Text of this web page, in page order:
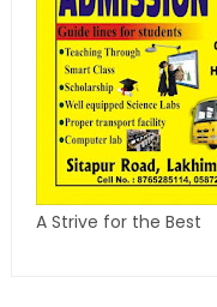
A Strive for the Best